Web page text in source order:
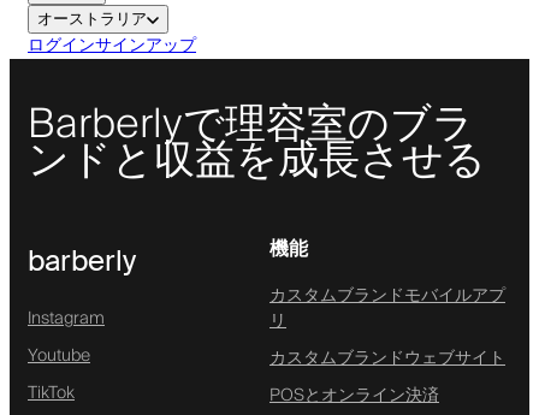
オーストラリア
ログインサインアップ
Barberlyで理容室のブラ
ンドと収益を成長させる
barberly
Instagram
Youtube
TikTok
機能
カスタムブランドモバイルアプ
リ
カスタムブランドウェブサイト
POSとオンライン決済